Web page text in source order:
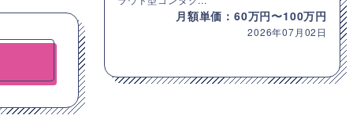
月額単価：60万円〜100万円
2026年07月02日